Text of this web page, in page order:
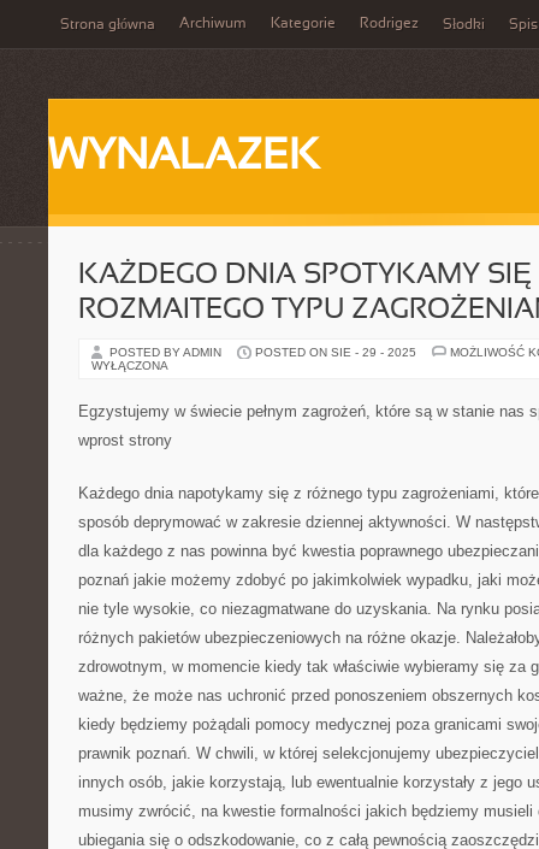
Strona główna Archiwum Kategorie Rodrigez Słodki Spis
WYNALAZEK
KAŻDEGO DNIA SPOTYKAMY SIĘ
ROZMAITEGO TYPU
POSTED BY ADMIN POSTED ON SIE - 29 - 2025
MOŻLIWOŚĆ
WYŁĄCZONA
Egzystujemy w świecie pełnym zagrożeń, które są w stanie nas
wprost strony
Każdego dnia napotykamy się z różnego typu zagrożeniami,
sposób deprymować w zakresie dziennej aktywności. W
dla każdego z nas powinna być kwestia poprawnego
poznań jakie możemy zdobyć po jakimkolwiek wypadku, jaki
nie tyle wysokie, co niezagmatwane do uzyskania. Na rynku
różnych pakietów ubezpieczeniowych na różne okazje.
zdrowotnym, w momencie kiedy tak właściwie wybieramy się za
ważne, że może nas uchronić przed ponoszeniem obszernych
kiedy będziemy pożądali pomocy medycznej poza granicami
prawnik poznań. W chwili, w której selekcjonujemy
innych osób, jakie korzystają, lub ewentualnie korzystały z jego
musimy zwrócić, na kwestie formalności jakich będziemy musieli
ubiegania się o odszkodowanie, co z całą pewnością